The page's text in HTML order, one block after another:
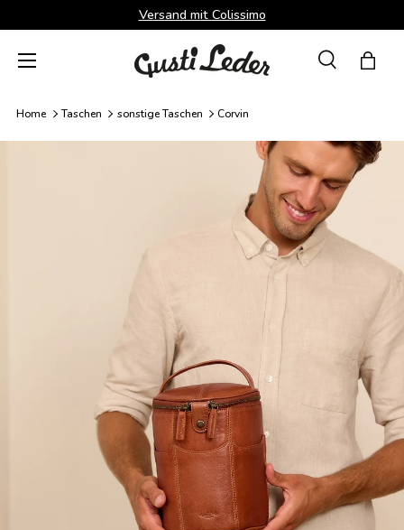
Direkt zum Inhalt
Versand mit Colissimo
Suche
Menü
Home Taschen sonstige Taschen Corvin